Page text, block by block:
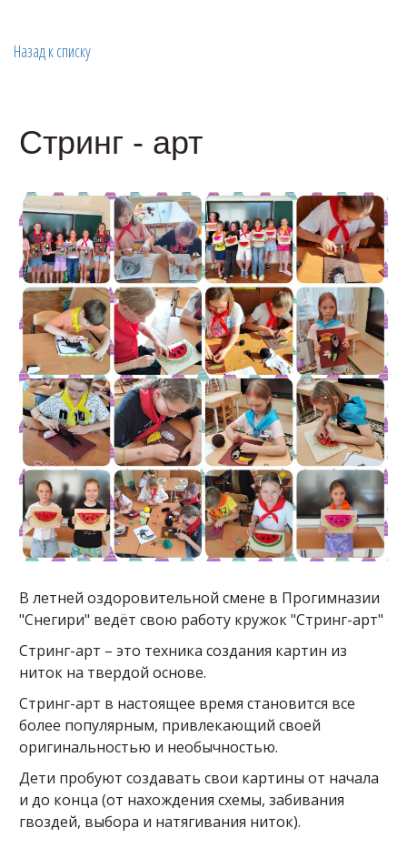
Назад к списку
Стринг - арт
В летней оздоровительной смене в Прогимназии
"Снегири" ведёт свою работу кружок "Стринг-арт"
Стринг-арт – это техника создания картин из
ниток на твердой основе.
Стринг-арт в настоящее время становится все
более популярным, привлекающий своей
оригинальностью и необычностью.
Дети пробуют создавать свои картины от начала
и до конца (от нахождения схемы, забивания
гвоздей, выбора и натягивания ниток).